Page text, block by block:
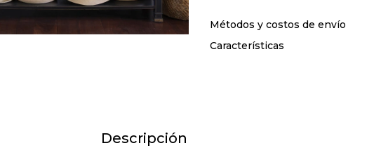
Métodos y costos de envío
Características
Descripción